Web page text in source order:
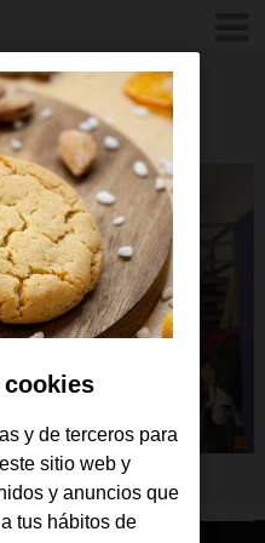
cookies
y de terceros para
sitio web y
y anuncios que
tus hábitos de